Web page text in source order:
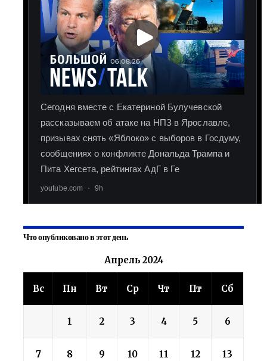
Что опубликовано в этот день
Апрель 2024
Вс Пн Вт Ср Чт Пт Сб
1 2 3 4 5 6
7 8 9 10 11 12 13